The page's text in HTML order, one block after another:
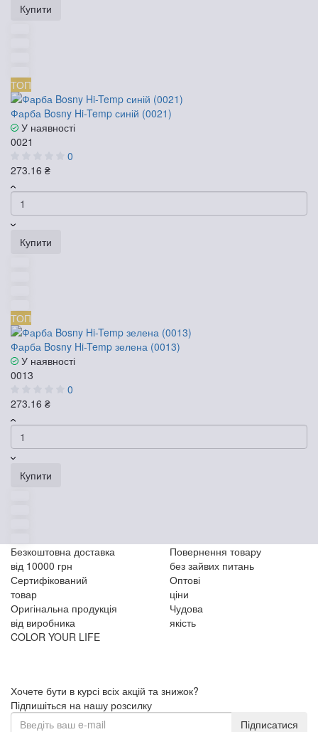
Купити
ТОП
Фарба Bosny Hi-Temp синій (0021)
У наявності
0021
0
273.16 ₴
Купити
ТОП
Фарба Bosny Hi-Temp зелена (0013)
У наявності
0013
0
273.16 ₴
Купити
Безкоштовна доставка
від 10000 грн
Повернення товару
без зайвих питань
Сертифікований
товар
Оптові
ціни
Оригінальна продукція
від виробника
Чудова
якість
COLOR YOUR LIFE
Хочете бути в курсі всіх акцій та знижок?
Підпишіться на нашу розсилку
Підписатися